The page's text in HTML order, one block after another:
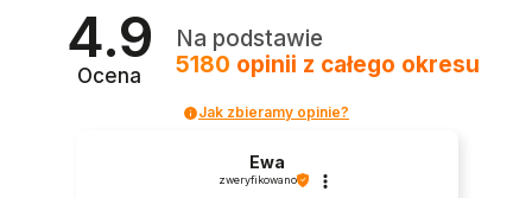
4.9
Ocena
Na podstawie
5180 opinii z całego okresu
Jak zbieramy opinie?
Ewa
zweryfikowano